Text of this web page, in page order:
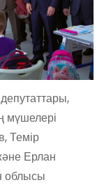
мүшелері
Темір
Ерлан
облысы